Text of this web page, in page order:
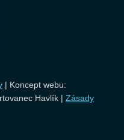
| Koncept webu:
Havlík | Zásady